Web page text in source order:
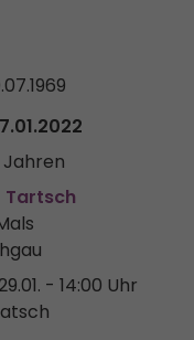
Jahren
Tartsch
- 14:00 Uhr